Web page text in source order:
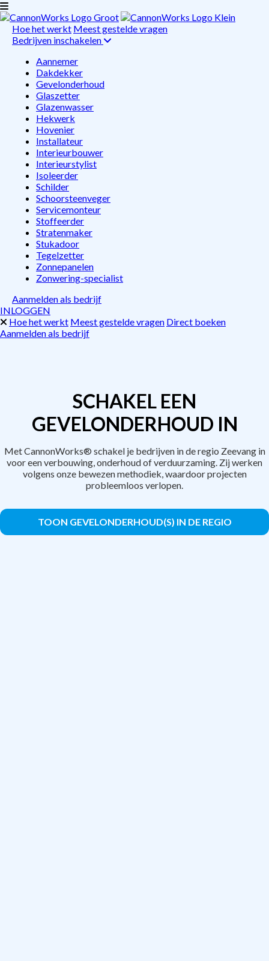
Hoe het werkt Meest gestelde vragen
Bedrijven inschakelen
Aannemer
Dakdekker
Gevelonderhoud
Glaszetter
Glazenwasser
Hekwerk
Hovenier
Installateur
Interieurbouwer
Interieurstylist
Isoleerder
Schilder
Schoorsteenveger
Servicemonteur
Stoffeerder
Stratenmaker
Stukadoor
Tegelzetter
Zonnepanelen
Zonwering-specialist
Aanmelden als bedrijf
INLOGGEN
Hoe het werkt Meest gestelde vragen Direct boeken
Aanmelden als bedrijf
SCHAKEL EEN
GEVELONDERHOUD IN
Met CannonWorks® schakel je bedrijven in de regio Zeevang in
voor een verbouwing, onderhoud of verduurzaming. Zij werken
volgens onze bewezen methodiek, waardoor projecten
probleemloos verlopen.
TOON GEVELONDERHOUD(S) IN DE REGIO